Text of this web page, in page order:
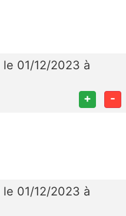
le 01/12/2023 à
+ -
le 01/12/2023 à